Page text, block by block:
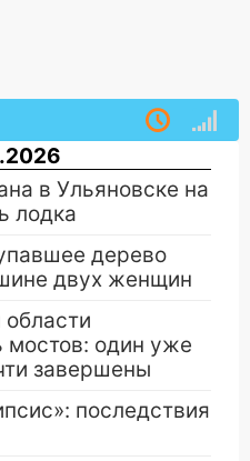
в Ульяновске на
лодка
дерево
двух женщин
мостов: один уже
завершены
последствия